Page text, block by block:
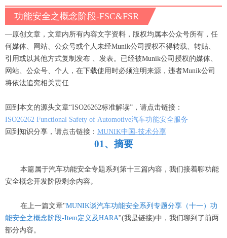
功能安全之概念阶段-FSC&FSR
—原创文章，文章内所有内容文字资料，版权均属本公众号所有，任
何媒体、网站、公众号或个人未经Munik公司授权不得转载、转贴、
引用或以其他方式复制发布 、发表。已经被Munik公司授权的媒体、
网站、公众号、个人，在下载使用时必须注明来源，违者Munik公司
将依法追究相关责任.
回到本文的源头文章“ISO26262标准解读”，请点击链接：
ISO26262 Functional Safety of Automotive汽车功能安全服务
回到知识分享，请点击链接： MUNIK中国-技术分享
01 、 摘要
本篇属于汽车功能安全专题系列第十三篇内容，我们接着聊功能
安全概念开发阶段剩余内容。
在上一篇文章''MUNIK谈汽车功能安全系列专题分享（十一）功
能安全之概念阶段-Item定义及HARA''(我是链接)中，我们聊到了前两
部分内容。